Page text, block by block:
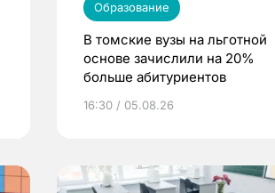
Образование
В томские вузы на льготной
основе зачислили на 20%
больше абитуриентов
16:30 / 05.08.26